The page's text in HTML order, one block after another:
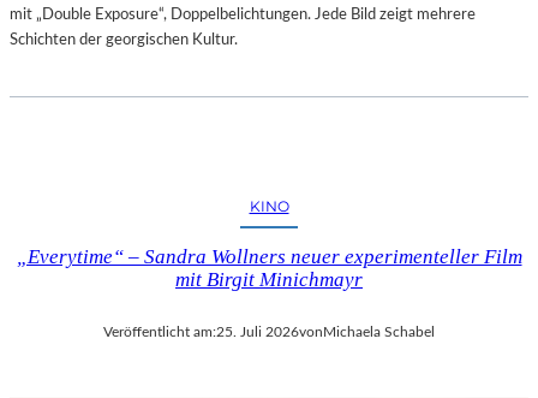
mit „Double Exposure“, Doppelbelichtungen. Jede Bild zeigt mehrere
Schichten der georgischen Kultur.
KINO
„Everytime“ – Sandra Wollners neuer experimenteller Film
mit Birgit Minichmayr
Veröffentlicht am:25. Juli 2026von Michaela Schabel